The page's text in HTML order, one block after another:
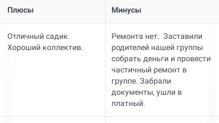
Плюсы Минусы
Отличный садик.
Хороший коллектив.
Ремонта нет. Заставили
родителей нашей группы
собрать деньги и провести
частичный ремонт в
группе. Забрали
документы, ушли в
платный.